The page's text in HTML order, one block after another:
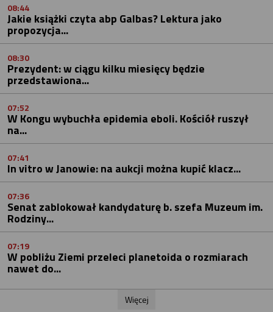
08:44
Jakie książki czyta abp Galbas? Lektura jako
propozycja...
08:30
Prezydent: w ciągu kilku miesięcy będzie
przedstawiona...
07:52
W Kongu wybuchła epidemia eboli. Kościół ruszył
na...
07:41
In vitro w Janowie: na aukcji można kupić klacz...
07:36
Senat zablokował kandydaturę b. szefa Muzeum im.
Rodziny...
07:19
W pobliżu Ziemi przeleci planetoida o rozmiarach
nawet do...
Więcej